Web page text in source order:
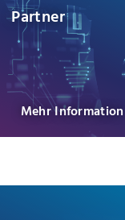
Partner
Mehr Information